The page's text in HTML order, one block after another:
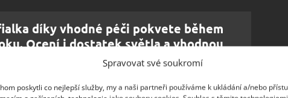
Spravovat své soukromí
poskytli co nejlepší služby, my a naši partneři používáme k ukládání a/nebo
díky vhodné péči pokvete během
Ocení i dostatek světla a vhodnou